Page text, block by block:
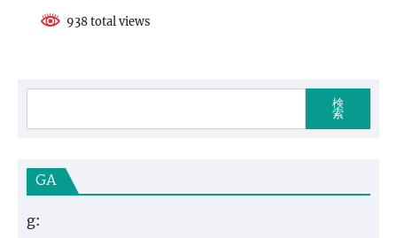
938 total views
検
索
GA
g: